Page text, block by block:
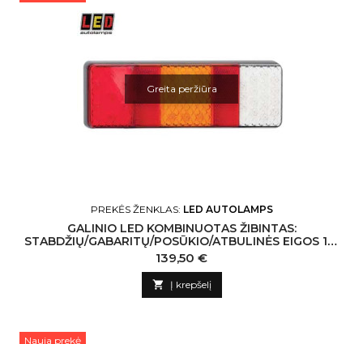
Greita peržiūra
PREKĖS ŽENKLAS: LED AUTOLAMPS
GALINIO LED KOMBINUOTAS ŽIBINTAS:
STABDŽIŲ/GABARITŲ/POSŪKIO/ATBULINĖS EIGOS 12-
24V
Kaina
139,50 €
 Į krepšelį
Nauja prekė